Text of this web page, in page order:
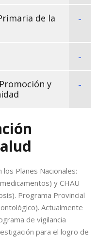
de la
y
los Planes Nacionales:
y CHAU
Programa Provincial
Actualmente
de vigilancia
para el logro de